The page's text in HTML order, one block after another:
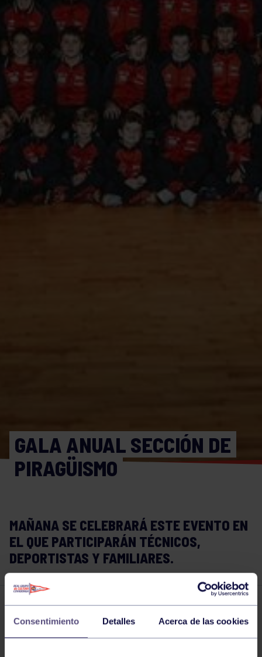
Consentimiento Detalles Acerca de las cookies
GALA ANUAL SECCIÓN DE
PIRAGÜISMO
MAÑANA SE CELEBRARÁ ESTE EVENTO EN
EL QUE PARTICIPARÁN TÉCNICOS,
DEPORTISTAS Y FAMILIARES.